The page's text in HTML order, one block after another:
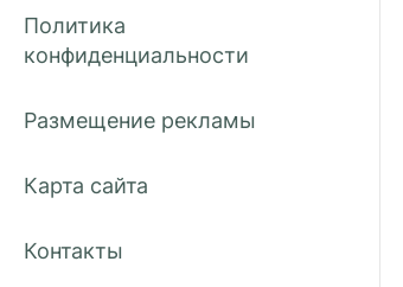
Политика
конфиденциальности
Размещение рекламы
Карта сайта
Контакты